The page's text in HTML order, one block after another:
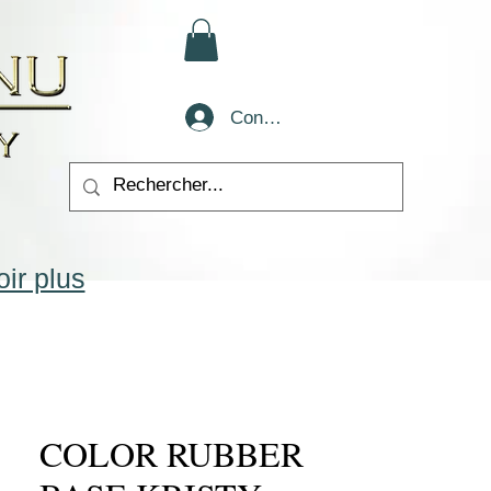
Conectează-te
COLOR RUBBER
plus